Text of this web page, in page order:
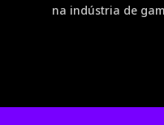
na indústria de games e cresce 6,4% ao ano,